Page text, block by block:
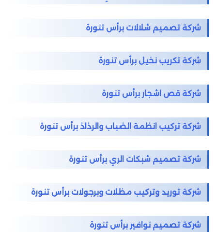
شركة تصميم شلالات برأس تنورة
شركة تكريب نخيل برأس تنورة
شركة قص اشجار برأس تنورة
شركة تركيب انظمة الضباب والرذاذ برأس تنورة
شركة تصميم شبكات الري برأس تنورة
شركة توريد وتركيب مظلات وبرجولات برأس تنورة
شركة تصميم نوافير برأس تنورة